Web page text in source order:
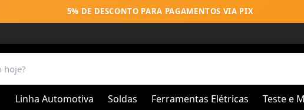
5% DE DESCONTO PARA PAGAMENTOS VIA PIX
Linha Automotiva Soldas Ferramentas Elétricas Teste e